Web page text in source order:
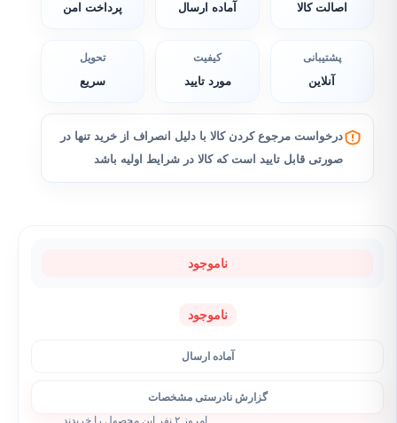
ناموجود
ناموجود
آماده ارسال
گزارش نادرستی مشخصات
امروز ۲ نفر این محصول را خریدند
اصالت کالا آماده ارسال پرداخت امن
پشتیبانی
آنلاین
کیفیت
مورد تایید
تحویل
سریع
درخواست مرجوع کردن کالا با دلیل انصراف از خرید تنها در
صورتی قابل تایید است که کالا در شرایط اولیه باشد